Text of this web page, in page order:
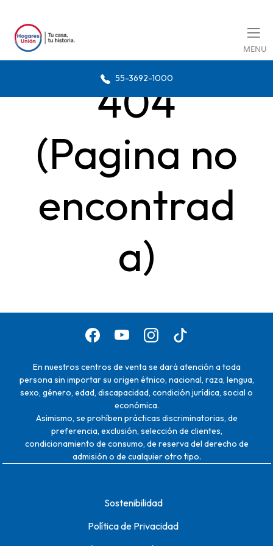
MENU
55-3692-1000
404
(Pagina no
encontrad
a)
En nuestros centros de venta se dará atención a toda
persona sin importar su origen étnico, nacional, raza, lengua,
sexo, género, edad, discapacidad, condición jurídica, social o
económica.
Asimismo, se prohíben prácticas discriminatorias, de
preferencia, exclusión, selección de clientes,
condicionamiento de consumo, de reserva del derecho de
admisión o de cualquier otro tipo.
Sostenibilidad
Política de Privacidad